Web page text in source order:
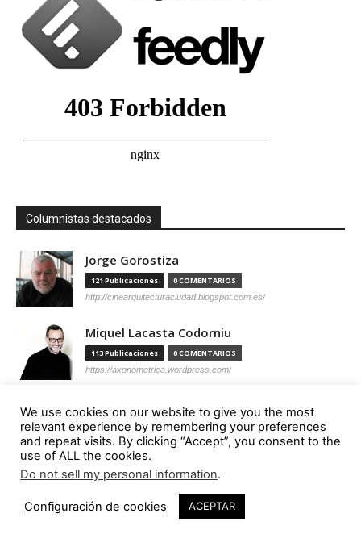
Columnistas destacados
Jorge Gorostiza
121 Publicaciones 0 COMENTARIOS
http://cinearquitecturaciudad.blogspot.com.es/
Miquel Lacasta Codorniu
113 Publicaciones 0 COMENTARIOS
https://axonometrica.wordpress.com/
José Ramón Hernández Correa
112 Publicaciones 0 COMENTARIOS
http://arquitectamoslocos.blogspot.com.es/
Miguel Ángel Díaz Camacho
https://madc.xyz/
We use cookies on our website to give you the most
relevant experience by remembering your preferences
and repeat visits. By clicking “Accept”, you consent to the
use of ALL the cookies.
Do not sell my personal information.
Configuración de cookies ACEPTAR